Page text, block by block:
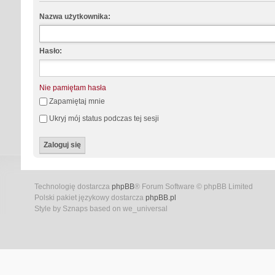
Nazwa użytkownika:
Hasło:
Nie pamiętam hasła
Zapamiętaj mnie
Ukryj mój status podczas tej sesji
Technologię dostarcza phpBB® Forum Software © phpBB Limited
Polski pakiet językowy dostarcza phpBB.pl
Style by Sznaps based on we_universal